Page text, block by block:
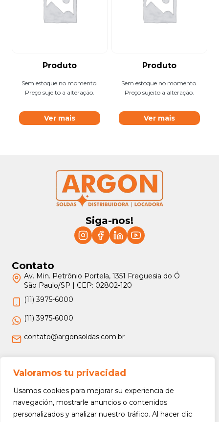
Valoramos tu privacidad
Usamos cookies para mejorar su experiencia de
navegación, mostrarle anuncios o contenidos
personalizados y analizar nuestro tráfico. Al hacer clic
Produto
Sem estoque no momento.
Preço sujeito a alteração.
Ver mais
Produto
Sem estoque no momento.
Preço sujeito a alteração.
Ver mais
Siga-nos!
Contato
Av. Min. Petrônio Portela, 1351 Freguesia do Ó
São Paulo/SP | CEP: 02802-120
(11) 3975-6000
(11) 3975-6000
contato@argonsoldas.com.br
Jurídico
Termos e Condições
Política de Privacidade
Política de Devolução e Reembolso